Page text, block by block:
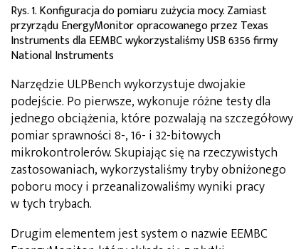
Rys. 1. Konfiguracja do pomiaru zużycia mocy. Zamiast
przyrządu EnergyMonitor opracowanego przez Texas
Instruments dla EEMBC wykorzystaliśmy USB 6356 firmy
National Instruments
Narzędzie ULPBench wykorzystuje dwojakie
podejście. Po pierwsze, wykonuje różne testy dla
jednego obciążenia, które pozwalają na szczegółowy
pomiar sprawności 8-, 16- i 32-bitowych
mikrokontrolerów. Skupiając się na rzeczywistych
zastosowaniach, wykorzystaliśmy tryby obniżonego
poboru mocy i przeanalizowaliśmy wyniki pracy
w tych trybach.
Drugim elementem jest system o nazwie EEMBC